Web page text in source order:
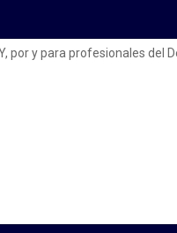
por y para profesionales del